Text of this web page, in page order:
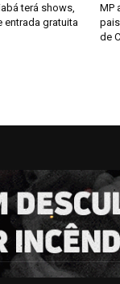
terá shows,
entrada gratuita
MP
de